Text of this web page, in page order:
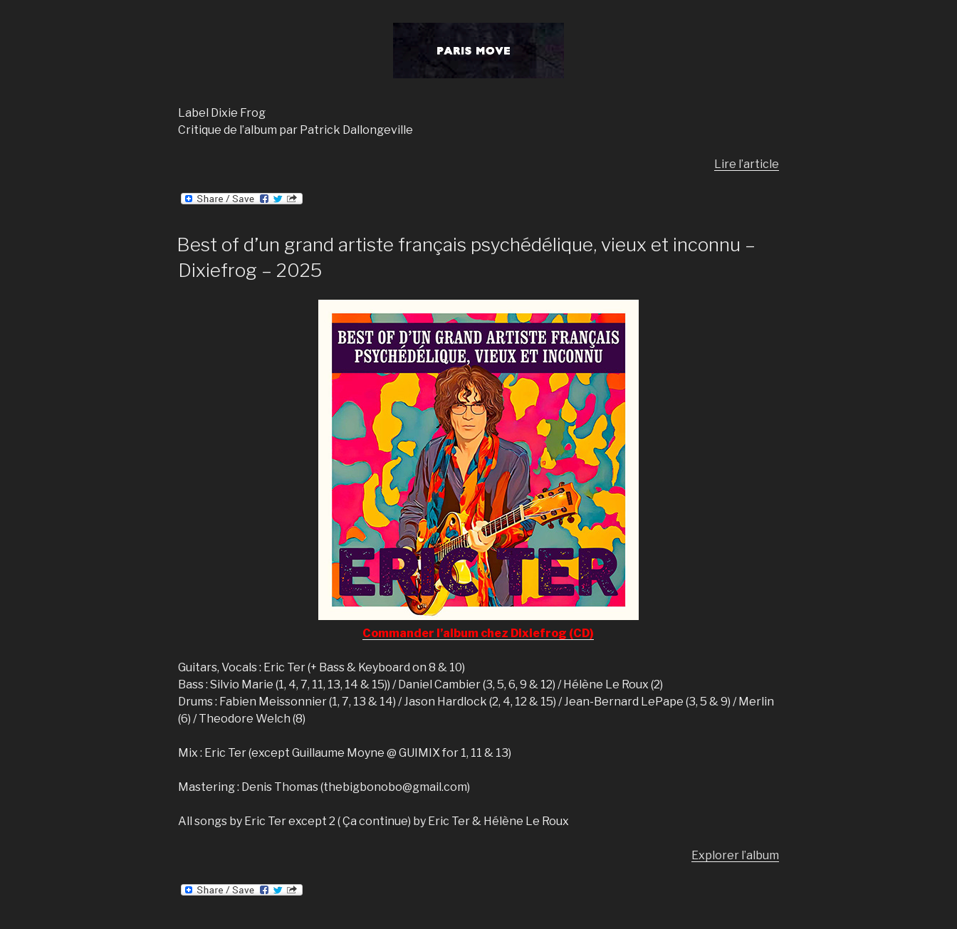
Label Dixie Frog
Critique de l’album par Patrick Dallongeville
Lire l’article
Best of d’un grand artiste français psychédélique, vieux et inconnu –
Dixiefrog – 2025
Commander l’album chez Dixiefrog (CD)
Guitars, Vocals : Eric Ter (+ Bass & Keyboard on 8 & 10)
Bass : Silvio Marie (1, 4, 7, 11, 13, 14 & 15)) / Daniel Cambier (3, 5, 6, 9 & 12) / Hélène Le Roux (2)
Drums : Fabien Meissonnier (1, 7, 13 & 14) / Jason Hardlock (2, 4, 12 & 15) / Jean-Bernard LePape (3, 5 & 9) / Merlin
(6) / Theodore Welch (8)
Mix : Eric Ter (except Guillaume Moyne @ GUIMIX for 1, 11 & 13)
Mastering : Denis Thomas (thebigbonobo@gmail.com)
All songs by Eric Ter except 2 ( Ça continue) by Eric Ter & Hélène Le Roux
Explorer l’album